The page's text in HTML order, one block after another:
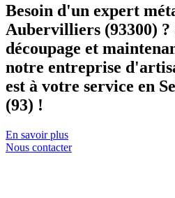
Besoin d'un expert
Aubervilliers (93300) ?
découpage et
notre entreprise
est à votre service en
(93) !
En savoir plus
Nous contacter